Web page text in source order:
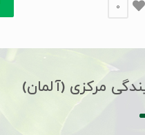
0
مرکزی (آلمان)